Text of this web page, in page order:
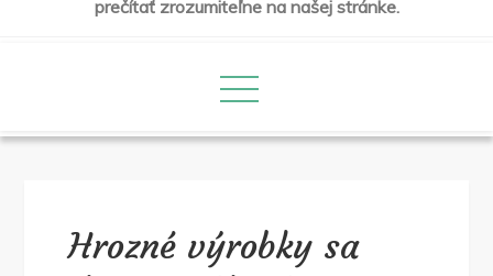
prečítať zrozumiteľne na našej stránke.
Hrozné výrobky sa